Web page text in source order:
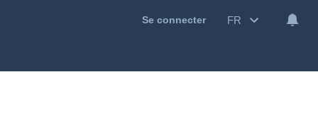
Se connecter FR